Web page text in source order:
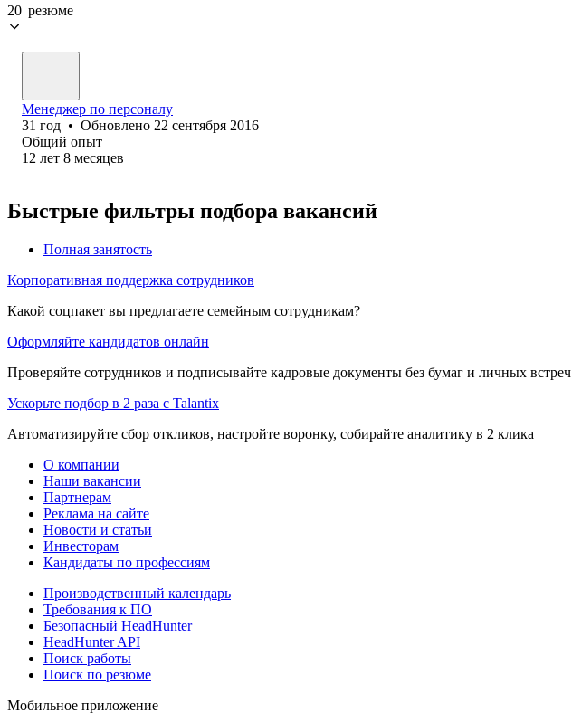
20 резюме
Менеджер по персоналу
31 год • Обновлено 22 сентября 2016
Общий опыт
12 лет 8 месяцев
Быстрые фильтры подбора вакансий
Полная занятость
Корпоративная поддержка сотрудников
Какой соцпакет вы предлагаете семейным сотрудникам?
Оформляйте кандидатов онлайн
Проверяйте сотрудников и подписывайте кадровые документы без бумаг и личных встреч
Ускорьте подбор в 2 раза с Talantix
Автоматизируйте сбор откликов, настройте воронку, собирайте аналитику в 2 клика
О компании
Наши вакансии
Партнерам
Реклама на сайте
Новости и статьи
Инвесторам
Кандидаты по профессиям
Производственный календарь
Требования к ПО
Безопасный HeadHunter
HeadHunter API
Поиск работы
Поиск по резюме
Мобильное приложение